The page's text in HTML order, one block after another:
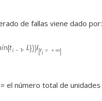
de fallas viene dado por:
el número total de unidades